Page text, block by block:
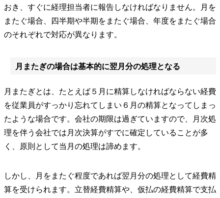
おき、すぐに経理担当者に報告しなければなりません。月を
またぐ場合、四半期や半期をまたぐ場合、年度をまたぐ場合
のそれぞれで対応が異なります。
月またぎの場合は基本的に翌月分の処理となる
月またぎとは、たとえば５月に精算しなければならない経費
を従業員がすっかり忘れてしまい６月の精算となってしまっ
たような場合です。会社の期限は過ぎていますので、月次処
理を伴う会社では月次決算がすでに確定していることが多
く、原則として当月の処理は諦めます。
しかし、月をまたぐ程度であれば翌月分の処理として経費精
算を受けられます。立替経費精算や、仮払の経費精算で支払